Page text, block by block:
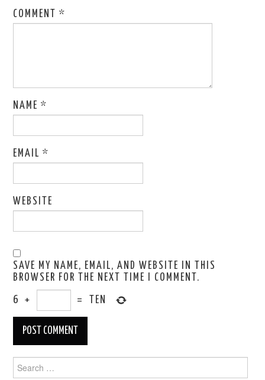
COMMENT*
NAME*
EMAIL*
WEBSITE
SAVE MY NAME, EMAIL, AND WEBSITE IN THIS
BROWSER FOR THE NEXT TIME I COMMENT.
6 + = TEN
for: